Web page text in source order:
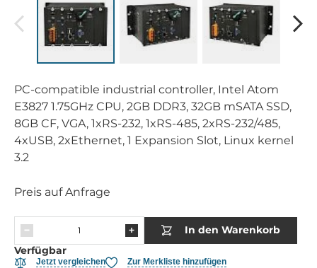
PC-compatible industrial controller, Intel Atom
E3827 1.75GHz CPU, 2GB DDR3, 32GB mSATA SSD,
8GB CF, VGA, 1xRS-232, 1xRS-485, 2xRS-232/485,
4xUSB, 2xEthernet, 1 Expansion Slot, Linux kernel
3.2
Preis auf Anfrage
In den Warenkorb
Verfügbar
Jetzt vergleichen Zur Merkliste hinzufügen